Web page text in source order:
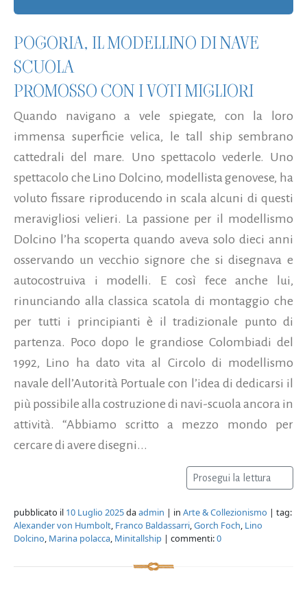
POGORIA, IL MODELLINO DI NAVE
SCUOLA
PROMOSSO CON I VOTI MIGLIORI
Quando navigano a vele spiegate, con la loro
immensa superficie velica, le tall ship sembrano
cattedrali del mare. Uno spettacolo vederle. Uno
spettacolo che Lino Dolcino, modellista genovese, ha
voluto fissare riproducendo in scala alcuni di questi
meravigliosi velieri. La passione per il modellismo
Dolcino l’ha scoperta quando aveva solo dieci anni
osservando un vecchio signore che si disegnava e
autocostruiva i modelli. E così fece anche lui,
rinunciando alla classica scatola di montaggio che
per tutti i principianti è il tradizionale punto di
partenza. Poco dopo le grandiose Colombiadi del
1992, Lino ha dato vita al Circolo di modellismo
navale dell’Autorità Portuale con l’idea di dedicarsi il
più possibile alla costruzione di navi-scuola ancora in
attività. “Abbiamo scritto a mezzo mondo per
cercare di avere disegni...
Prosegui la lettura
pubblicato il 10 Luglio 2025daadmin | in Arte & Collezionismo | tag:
Alexander von Humbolt, Franco Baldassarri,Gorch Foch, Lino
Dolcino, Marina polacca, Minitallship | commenti:0